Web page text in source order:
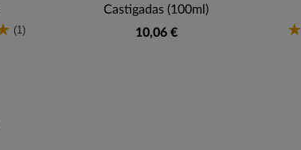
(1)
Castigadas (100ml)
10,06 €